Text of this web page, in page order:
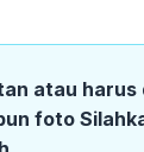
atau harus
foto